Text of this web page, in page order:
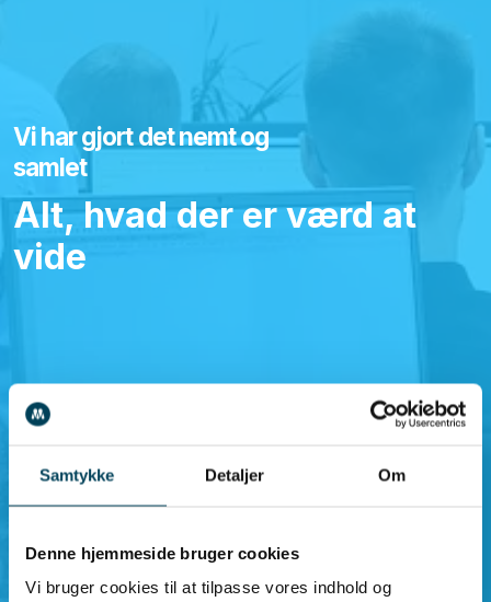
Samtykke Detaljer Om
Denne hjemmeside bruger cookies
Vi bruger cookies til at tilpasse vores indhold og
Vi har gjort det nemt og
samlet
Alt, hvad der er værd at
vide